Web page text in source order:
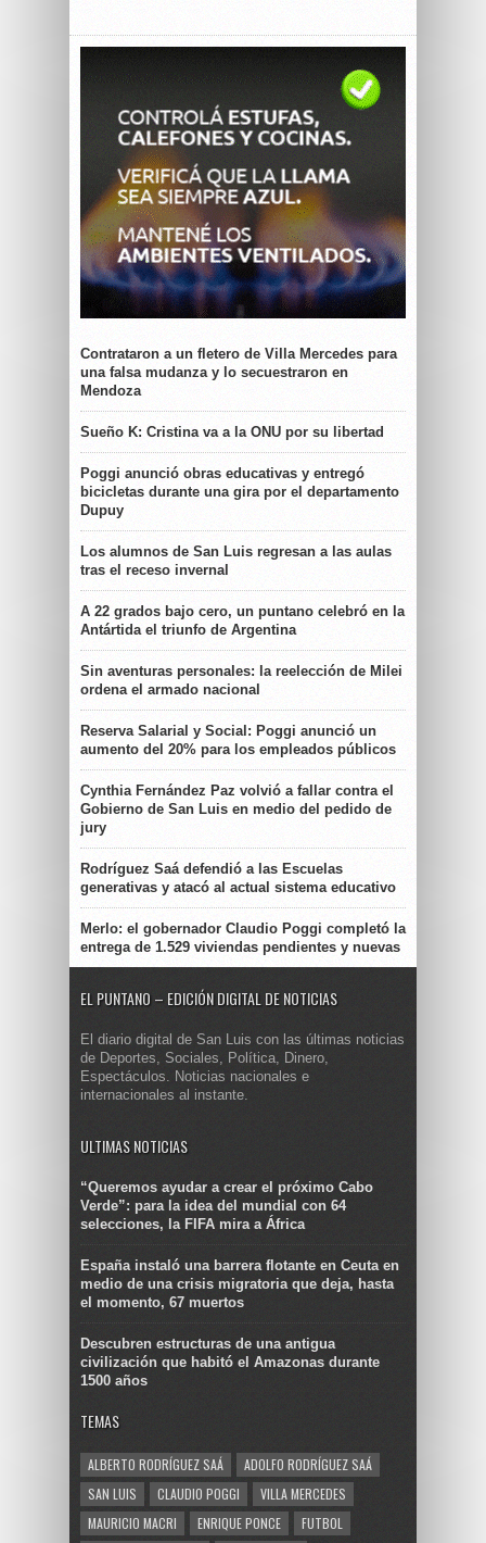
Contrataron a un fletero de Villa Mercedes para
una falsa mudanza y lo secuestraron en
Mendoza
Sueño K: Cristina va a la ONU por su libertad
Poggi anunció obras educativas y entregó
bicicletas durante una gira por el departamento
Dupuy
Los alumnos de San Luis regresan a las aulas
tras el receso invernal
A 22 grados bajo cero, un puntano celebró en la
Antártida el triunfo de Argentina
Sin aventuras personales: la reelección de Milei
ordena el armado nacional
Reserva Salarial y Social: Poggi anunció un
aumento del 20% para los empleados públicos
Cynthia Fernández Paz volvió a fallar contra el
Gobierno de San Luis en medio del pedido de
jury
Rodríguez Saá defendió a las Escuelas
generativas y atacó al actual sistema educativo
Merlo: el gobernador Claudio Poggi completó la
entrega de 1.529 viviendas pendientes y nuevas
EL PUNTANO – EDICIÓN DIGITAL DE NOTICIAS
El diario digital de San Luis con las últimas noticias
de Deportes, Sociales, Política, Dinero,
Espectáculos. Noticias nacionales e
internacionales al instante.
ULTIMAS NOTICIAS
“Queremos ayudar a crear el próximo Cabo
Verde”: para la idea del mundial con 64
selecciones, la FIFA mira a África
España instaló una barrera flotante en Ceuta en
medio de una crisis migratoria que deja, hasta
el momento, 67 muertos
Descubren estructuras de una antigua
civilización que habitó el Amazonas durante
1500 años
TEMAS
ALBERTO RODRÍGUEZ SAÁ
ADOLFO RODRÍGUEZ SAÁ
SAN LUIS
CLAUDIO POGGI
VILLA MERCEDES
MAURICIO MACRI
ENRIQUE PONCE
FUTBOL